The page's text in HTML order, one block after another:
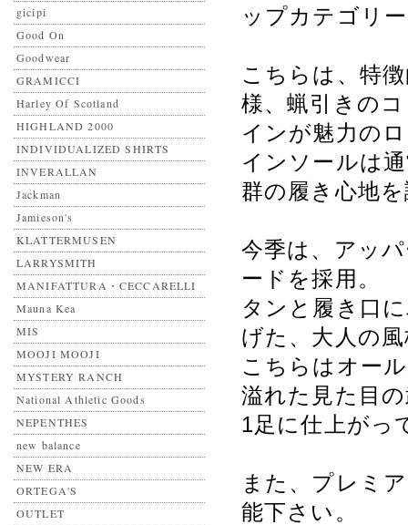
gicipi
Good On
Goodwear
GRAMICCI
Harley Of Scotland
HIGHLAND 2000
INDIVIDUALIZED SHIRTS
INVERALLAN
Jackman
Jamieson's
KLATTERMUSEN
LARRYSMITH
MANIFATTURA・CECCARELLI
Mauna Kea
MIS
MOOJI MOOJI
MYSTERY RANCH
National Athletic Goods
NEPENTHES
new balance
NEW ERA
ORTEGA'S
OUTLET
ップカテゴリ
こちらは、特
様、蝋引きの
インが魅力の
インソールは
群の履き心地
今季は、アッ
ードを採用。
タンと履き口
げた、大人の
こちらはオー
溢れた見た目
1足に仕上がっ
また、プレミ
能下さい。